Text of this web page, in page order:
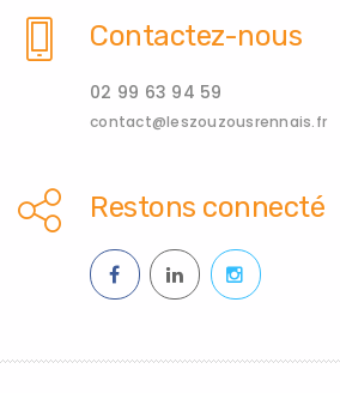
Contactez-nous
02 99 63 94 59
contact@leszouzousrennais.fr
Restons connecté